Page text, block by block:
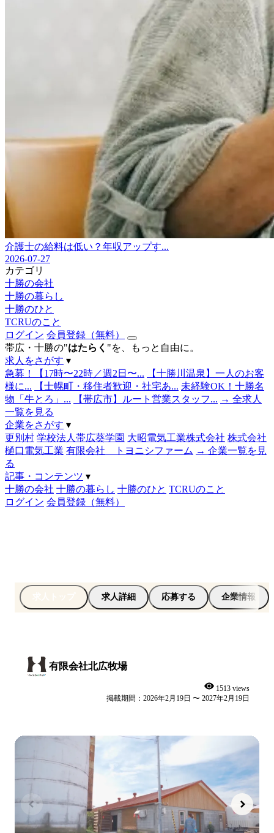
介護士の給料は低い？年収アップす...
2026-07-27
カテゴリ
十勝の会社
十勝の暮らし
十勝のひと
TCRUのこと
ログイン 会員登録（無料）
帯広・十勝の"はたらく "を、もっと自由に。
求人をさがす ▾
急募！【17時〜22時／週2日〜...
【十勝川温泉】一人のお客
様に...
【士幌町・移住者歓迎・社宅あ... 未経験OK！十勝名
物「牛とろ」...
【帯広市】ルート営業スタッフ... → 全求人
一覧を見る
企業をさがす ▾
更別村 学校法人帯広葵学園 大昭電気工業株式会社 株式会社
樋口電気工業 有限会社 トヨニシファーム → 企業一覧を見
る
記事・コンテンツ ▾
十勝の会社 十勝の暮らし 十勝のひと TCRUのこと
ログイン 会員登録（無料）
求人詳細 応募する 企業情報
有限会社北広牧場
1513 views
掲載期間：2026年2月19日 〜 2027年2月19日